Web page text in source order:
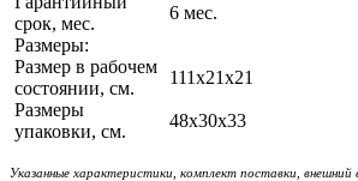
срок, мес.
6 мес.
Размеры:
Размер в рабочем
состоянии, см.
111х21x21
Размеры
упаковки, см.
48х30x33
Указанные характеристики, комплект поставки,